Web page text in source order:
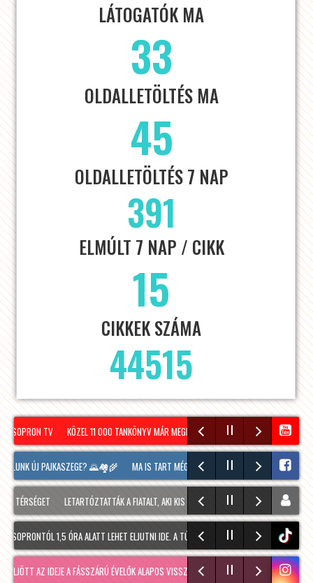
LÁTOGATÓK MA
33
OLDALLETÖLTÉS MA
45
OLDALLETÖLTÉS 7 NAP
391
ELMÚLT 7 NAP / CIKK
15
CIKKEK SZÁMA
44515
TV KÖZEL 11 000 TANKÖNYV MÁR MEGÉRKEZETT SOPRONBA A KÖVETKEZŐ
ÚJ PAJKASZEGE? 🌄🏘️🌾 MA IS TART MÉG A SOPRONI BORÜNNEP, 20
LETARTÓZTATTÁK A FIATALT, AKI KIS HÍJÁN MEGÖLT EGY 28 ÉVES FÉRFIT
1,5 ÓRA ALATT LEHET ELJUTNI IDE. A TÚRA A PREINER GSCHEID PARKOLÓBÓL
tiktok
AZ IDEJE A FÁSSZÁRÚ ÉVELŐK ALAPOS VISSZAVÁ… RÉGMÚLT KIRAKATA, AMÉLIE